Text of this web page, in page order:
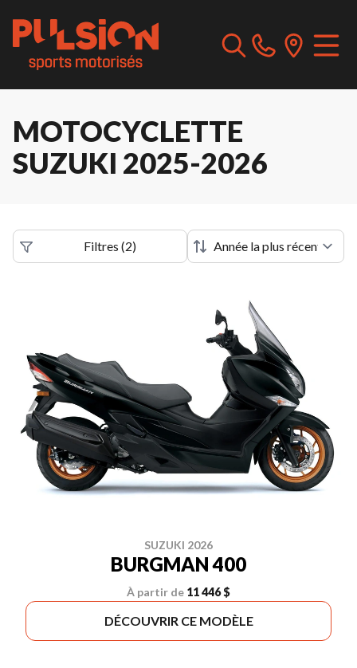
MOTOCYCLETTE
SUZUKI 2025-2026
Filtres (2)
SUZUKI 2026
BURGMAN 400
À partir de 11 446 $
DÉCOUVRIR CE MODÈLE